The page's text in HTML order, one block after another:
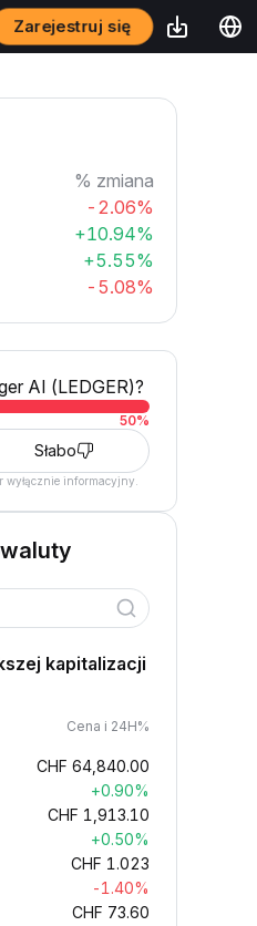
Zarejestruj się
% zmiana
-2.06%
+10.94%
+5.55%
-5.08%
AI (LEDGER)?
50%
Słabo
wyłącznie informacyjny.
kapitalizacji
Cena i 24H%
CHF 64,840.00
+0.90%
CHF 1,913.10
+0.50%
CHF 1.023
-1.40%
CHF 73.60